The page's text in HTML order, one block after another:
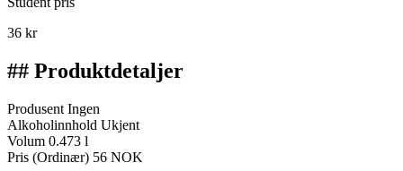
36 kr
## Produktdetaljer
Produsent Ingen
Alkoholinnhold Ukjent
Volum 0.473 l
Pris (Ordinær) 56 NOK